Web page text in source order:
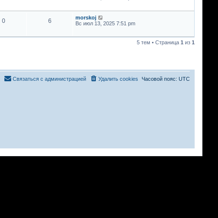
0 6
morskoj
Вс июл 13, 2025 7:51 pm
5 тем • Страница 1 из 1
Часовой пояс: UTC
Удалить cookies
Связаться с администрацией